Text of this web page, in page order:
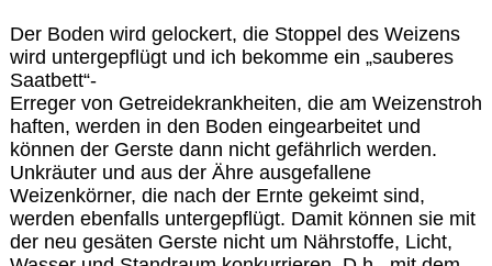
Der Boden wird gelockert, die Stoppel des Weizens
wird untergepflügt und ich bekomme ein „sauberes
Saatbett“-
Erreger von Getreidekrankheiten, die am Weizenstroh
haften, werden in den Boden eingearbeitet und
können der Gerste dann nicht gefährlich werden.
Unkräuter und aus der Ähre ausgefallene
Weizenkörner, die nach der Ernte gekeimt sind,
werden ebenfalls untergepflügt. Damit können sie mit
der neu gesäten Gerste nicht um Nährstoffe, Licht,